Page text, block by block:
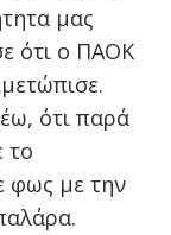
μας
ότι ο ΠΑΟΚ
ότι παρά
το
φως με την